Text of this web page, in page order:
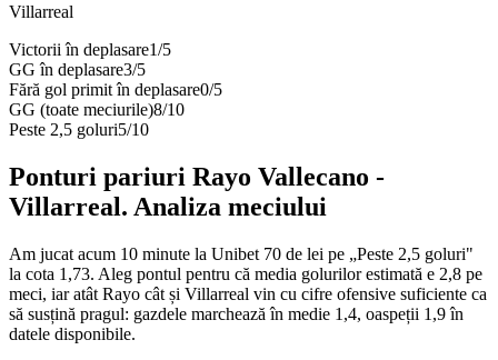
Villarreal
Victorii în deplasare1/5
GG în deplasare3/5
Fără gol primit în deplasare0/5
GG (toate meciurile)8/10
Peste 2,5 goluri5/10
Ponturi pariuri Rayo Vallecano -
Villarreal. Analiza meciului
Am jucat acum 10 minute la Unibet 70 de lei pe „Peste 2,5 goluri"
la cota 1,73. Aleg pontul pentru că media golurilor estimată e 2,8 pe
meci, iar atât Rayo cât și Villarreal vin cu cifre ofensive suficiente ca
să susțină pragul: gazdele marchează în medie 1,4, oaspeții 1,9 în
datele disponibile.